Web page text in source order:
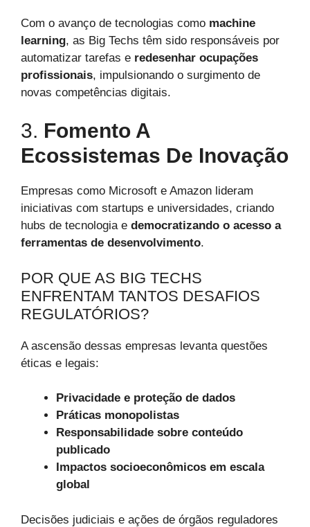
Com o avanço de tecnologias como machine
learning, as Big Techs têm sido responsáveis por
automatizar tarefas e redesenhar ocupações
profissionais, impulsionando o surgimento de
novas competências digitais.
3. Fomento A
Ecossistemas De Inovação
Empresas como Microsoft e Amazon lideram
iniciativas com startups e universidades, criando
hubs de tecnologia e democratizando o acesso a
ferramentas de desenvolvimento.
POR QUE AS BIG TECHS
ENFRENTAM TANTOS DESAFIOS
REGULATÓRIOS?
A ascensão dessas empresas levanta questões
éticas e legais:
Privacidade e proteção de dados
Práticas monopolistas
Responsabilidade sobre conteúdo
publicado
Impactos socioeconômicos em escala
global
Decisões judiciais e ações de órgãos reguladores